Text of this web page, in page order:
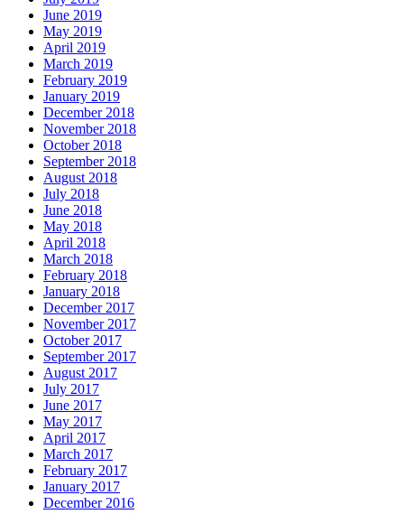
June 2019
May 2019
April 2019
March 2019
February 2019
January 2019
December 2018
November 2018
October 2018
September 2018
August 2018
July 2018
June 2018
May 2018
April 2018
March 2018
February 2018
January 2018
December 2017
November 2017
October 2017
September 2017
August 2017
July 2017
June 2017
May 2017
April 2017
March 2017
February 2017
January 2017
December 2016